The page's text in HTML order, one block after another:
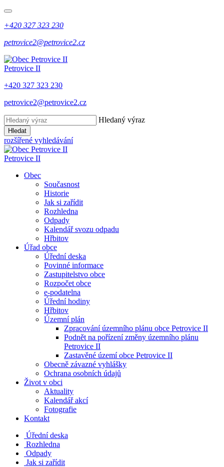
+420 327 323 230
petrovice2@petrovice2.cz
Petrovice II
+420 327 323 230
petrovice2@petrovice2.cz
Hledaný výraz
Hledat
rozšířené vyhledávání
Petrovice II
Obec
Současnost
Historie
Jak si zařídit
Rozhledna
Odpady
Kalendář svozu odpadu
Hřbitov
Úřad obce
Úřední deska
Povinné informace
Zastupitelstvo obce
Rozpočet obce
e-podatelna
Úřední hodiny
Hřbitov
Územní plán
Zpracování územního plánu obce Petrovice II
Podnět na pořízení změny územního plánu
Petrovice II
Zastavěné území obce Petrovice II
Obecně závazné vyhlášky
Ochrana osobních údajů
Život v obci
Aktuality
Kalendář akcí
Fotografie
Kontakt
Úřední deska
Rozhledna
Odpady
Jak si zařídit